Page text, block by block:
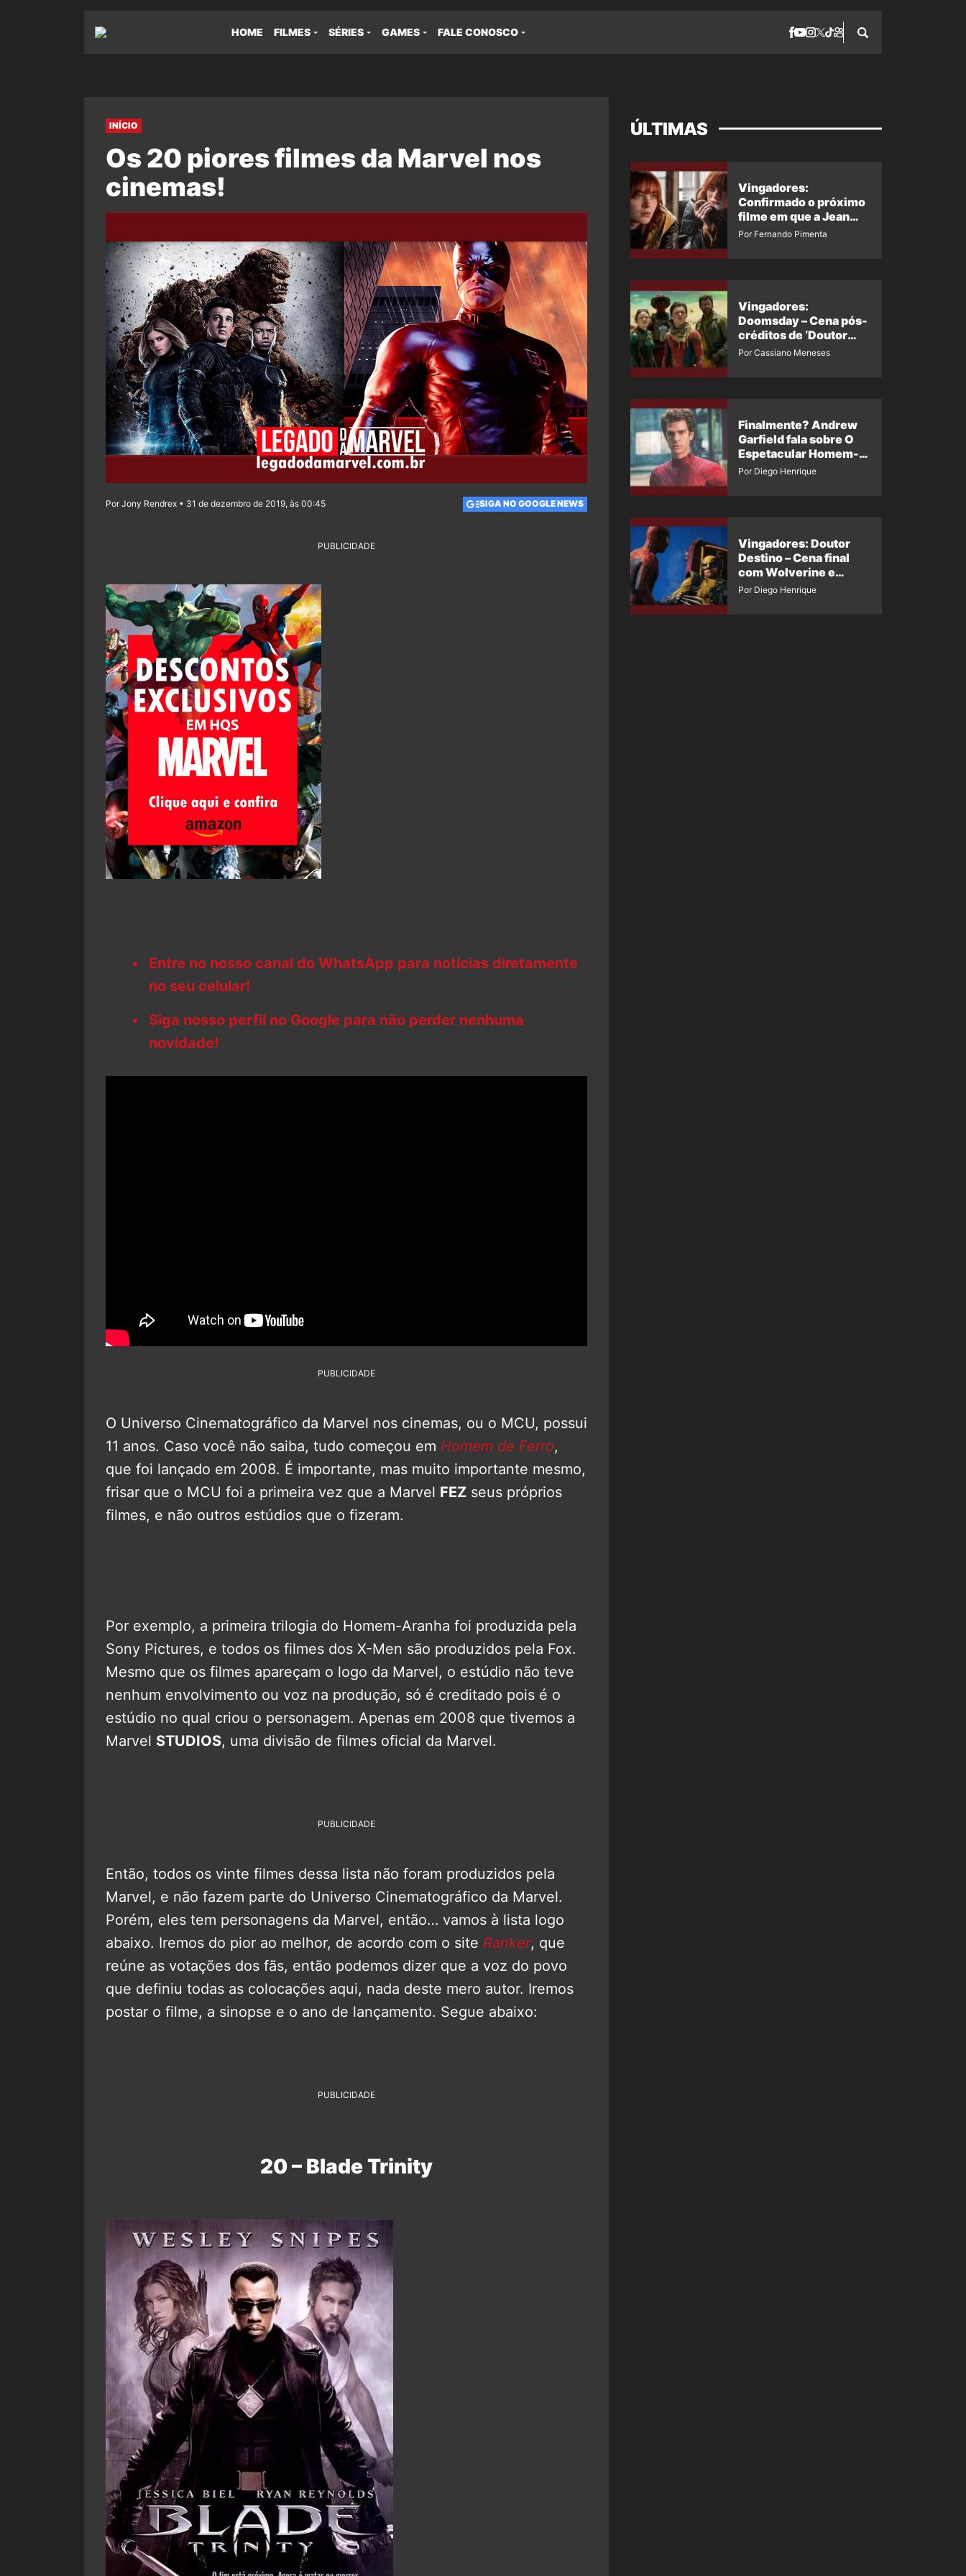
HOME FILMES SÉRIES GAMES FALE CONOSCO
INÍCIO
Os 20 piores filmes da Marvel nos
cinemas!
Por Jony Rendrex • 31 de dezembro de 2019, às 00:45 SIGA NO GOOGLE NEWS
PUBLICIDADE
Entre no nosso canal do WhatsApp para notícias diretamente
no seu celular!
Siga nosso perfil no Google para não perder nenhuma
novidade!
PUBLICIDADE
O Universo Cinematográfico da Marvel nos cinemas, ou o MCU, possui
11 anos. Caso você não saiba, tudo começou em Homem de Ferro,
que foi lançado em 2008. É importante, mas muito importante mesmo,
frisar que o MCU foi a primeira vez que a Marvel FEZ seus próprios
filmes, e não outros estúdios que o fizeram.
Por exemplo, a primeira trilogia do Homem-Aranha foi produzida pela
Sony Pictures, e todos os filmes dos X-Men são produzidos pela Fox.
Mesmo que os filmes apareçam o logo da Marvel, o estúdio não teve
nenhum envolvimento ou voz na produção, só é creditado pois é o
estúdio no qual criou o personagem. Apenas em 2008 que tivemos a
Marvel STUDIOS, uma divisão de filmes oficial da Marvel.
PUBLICIDADE
Então, todos os vinte filmes dessa lista não foram produzidos pela
Marvel, e não fazem parte do Universo Cinematográfico da Marvel.
Porém, eles tem personagens da Marvel, então… vamos à lista logo
abaixo. Iremos do pior ao melhor, de acordo com o site Ranker, que
reúne as votações dos fãs, então podemos dizer que a voz do povo
que definiu todas as colocações aqui, nada deste mero autor. Iremos
postar o filme, a sinopse e o ano de lançamento. Segue abaixo:
PUBLICIDADE
20 – Blade Trinity
ÚLTIMAS
Vingadores:
Confirmado o próximo
filme em que a Jean
Grey irá aparecer
Por Fernando Pimenta
Vingadores:
Doomsday – Cena pós-
créditos de ‘Doutor
Destino’ é revelada
Por Cassiano Meneses
Finalmente? Andrew
Garfield fala sobre O
Espetacular Homem-
Aranha 3
Por Diego Henrique
Vingadores: Doutor
Destino – Cena final
com Wolverine e
Homem-Aranha de
Por Diego Henrique